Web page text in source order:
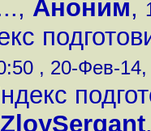
, Аноним,
, 20-Фев-
ZloySergant